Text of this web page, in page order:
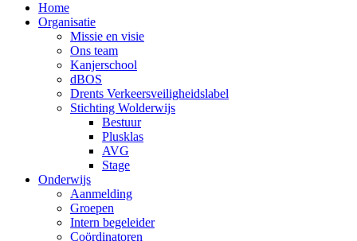
Home
Organisatie
Missie en visie
Ons team
Kanjerschool
dBOS
Drents Verkeersveiligheidslabel
Stichting Wolderwijs
Bestuur
Plusklas
AVG
Stage
Onderwijs
Aanmelding
Groepen
Intern begeleider
Coördinatoren